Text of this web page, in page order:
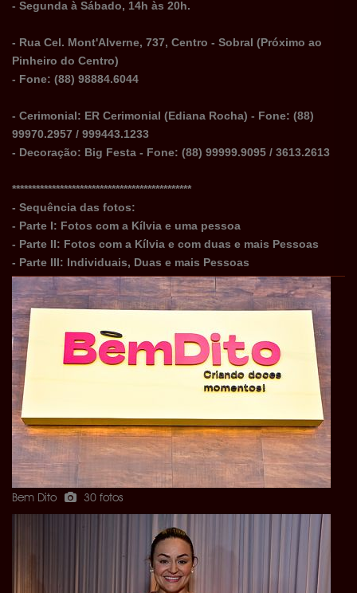
- Segunda à Sábado, 14h às 20h.
- Rua Cel. Mont'Alverne, 737, Centro - Sobral (Próximo ao
Pinheiro do Centro)
- Fone: (88) 98884.6044
- Cerimonial: ER Cerimonial (Ediana Rocha) - Fone: (88)
99970.2957 / 999443.1233
- Decoração: Big Festa - Fone: (88) 99999.9095 / 3613.2613
*********************************************
- Sequência das fotos:
- Parte I: Fotos com a Kílvia e uma pessoa
- Parte II: Fotos com a Kílvia e com duas e mais Pessoas
- Parte III: Individuais, Duas e mais Pessoas
************************************************
Contrate o Festahits para sua Festa Particular e tenha a
maior e melhor cobertura do estado!
- Twitter - https://twitter.com/festahits
- Instagram -
http://instagram.com/festahits#
- Fan Page -
https://www.facebook.com/sitefestahits
Bem Dito 30 fotos